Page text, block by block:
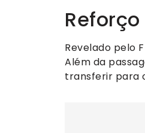
Revelado pelo
Além da
transferir para